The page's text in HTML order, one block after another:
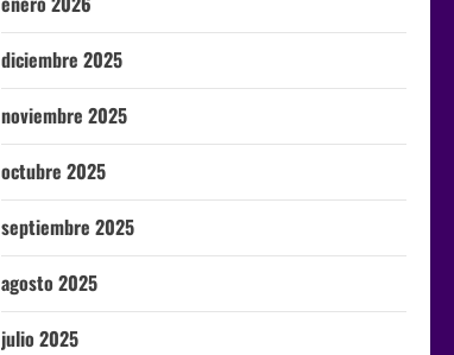
diciembre 2025
noviembre 2025
octubre 2025
septiembre 2025
agosto 2025
julio 2025